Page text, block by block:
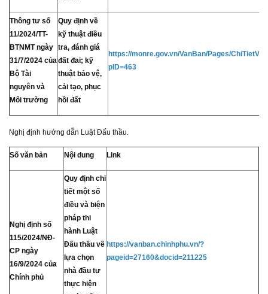
Thông tư số
11/2024/TT-
BTNMT ngày
31/7/2024 của
Bộ Tài
nguyên và
Môi trường
Quy định về
kỹ thuật điều
tra, đánh giá
đất đai; kỹ
thuật bảo vệ,
cải tạo, phục
hồi đất
https://monre.gov.vn/VanBan/Pages/
pID=463
Nghị định hướng dẫn Luật Đấu thầu.
Số văn bản Nội dung Link
Nghị định số
115/2024/NĐ-
CP ngày
16/9/2024 của
Chính phủ
Quy định chi
tiết một số
điều và biện
pháp thi
hành Luật
Đấu thầu về
lựa chọn
nhà đầu tư
thực hiện
https://vanban.chinhphu.vn/?
pageid=27160&docid=211225